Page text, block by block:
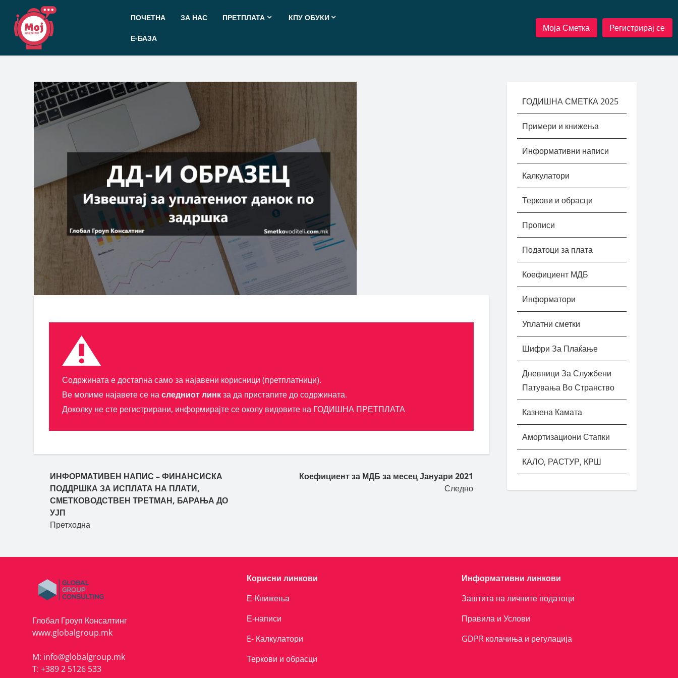
Прескокнете
содржината
ПОЧЕТНА ЗА НАС ПРЕТПЛАТА КПУ ОБУКИ
Е-БАЗА
Моја Сметка Регистрирај се
Содржината е достапна само за најавени корисници (претплатници).
Ве молиме најавете се наследниот линкза да пристапите до содржината.
Доколку не сте регистрирани, информирајте се околу видовите на ГОДИШНА ПРЕТПЛАТА
ИНФОРМАТИВЕН НАПИС – ФИНАНСИСКА
ПОДДРШКА ЗА ИСПЛАТА НА ПЛАТИ,
СМЕТКОВОДСТВЕН ТРЕТМАН, БАРАЊА ДО
УЈП
Претходна
Коефициент за МДБ за месец Јануари 2021
Следно
ГОДИШНА СМЕТКА 2025
Примери и книжења
Информативни написи
Калкулатори
Теркови и обрасци
Прописи
Податоци за плата
Коефициент МДБ
Информатори
Уплатни сметки
Шифри За Плаќање
Дневници За Службени
Патувања Во Странство
Казнена Камата
Амортизациони Стапки
КАЛО, РАСТУР, КРШ
Глобал Гроуп Консалтинг
www.globalgroup.mk
M: info@globalgroup.mk
T: +389 2 5126 533
Корисни линкови
Е-Книжења
Е-написи
E- Калкулатори
Теркови и обрасци
Информативни линкови
Заштита на личните податоци
Правила и Услови
GDPR колачиња и регулација